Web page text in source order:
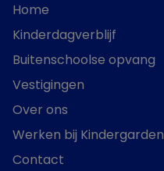
Home
Kinderdagverblijf
Buitenschoolse opvang
Vestigingen
Over ons
Werken bij Kindergarden
Contact